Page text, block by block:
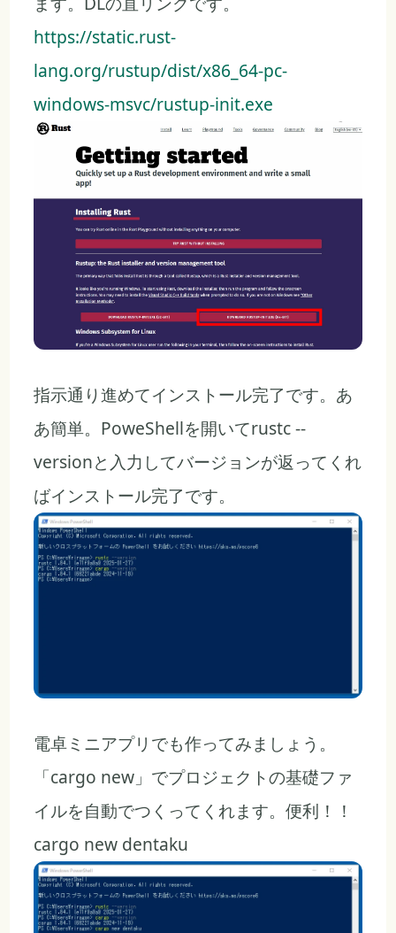
https://static.rust-
lang.org/rustup/dist/x86_64-pc-
windows-msvc/rustup-init.exe
指示通り進めてインストール完了です。あ
あ簡単。PoweShellを開いてrustc --
versionと入力してバージョンが返ってくれ
ばインストール完了です。
電卓ミニアプリでも作ってみましょう。
「cargo new」でプロジェクトの基礎ファ
イルを自動でつくってくれます。便利！！
cargo new dentaku